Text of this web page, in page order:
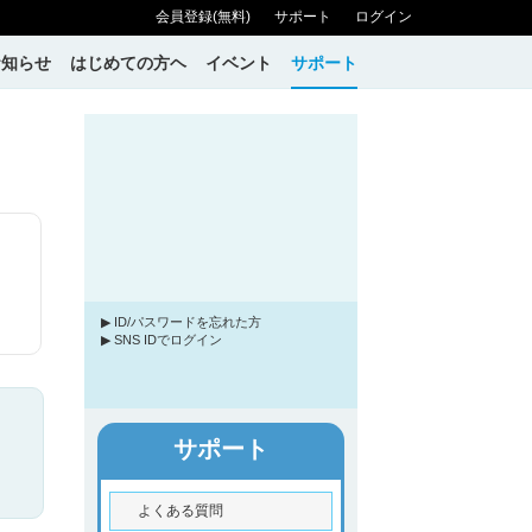
会員登録(無料) サポート ログイン
らせ はじめての方ヘ イベント サポート
▶ ID/パスワードを忘れた方
▶ SNS IDでログイン
サポート
よくある質問